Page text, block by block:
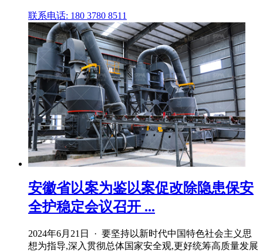
联系电话: 180 3780 8511
安徽省以案为鉴以案促改除隐患保安
全护稳定会议召开 ...
2024年6月21日 · 要坚持以新时代中国特色社会主义思
想为指导,深入贯彻总体国家安全观,更好统筹高质量发展